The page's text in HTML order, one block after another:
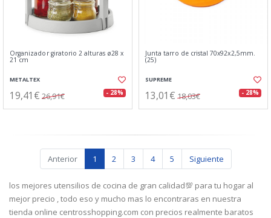
Organizador giratorio 2 alturas ø28 x
21 cm
METALTEX
19,41€ 26,91€ - 28%
Junta tarro de cristal 70x92x2,5mm.
(25)
SUPREME
13,01€ 18,03€ - 28%
Anterior 1 2 3 4 5 Siguiente
los mejores utensilios de cocina de gran calidad💯 para tu hogar al
mejor precio , todo eso y mucho mas lo encontraras en nuestra
tienda online centrosshopping.com con precios realmente baratos